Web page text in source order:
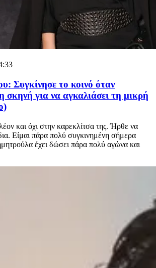
Συγκίνησε το κοινό όταν
σκηνή για να αγκαλιάσει τη μικρή
και όχι στην καρεκλίτσα της. Ήρθε να
Είμαι πάρα πολύ συγκινημένη σήμερα
έχει δώσει πάρα πολύ αγώνα και